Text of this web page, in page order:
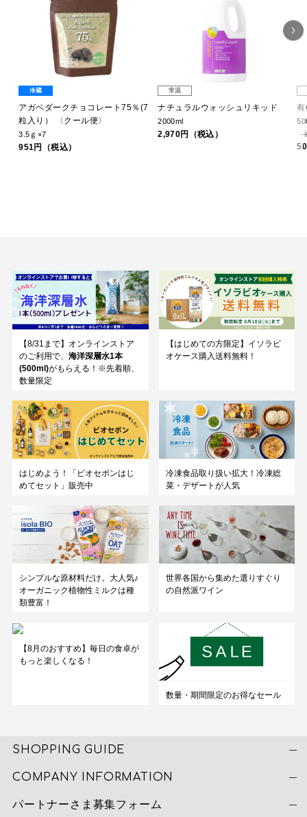
冷蔵
アガベダークチョコレート75％(7
粒入り） 〈クール便〉
3.5ｇ×7
951円（税込）
常温
ナチュラルウォッシュリキッド
2000ml
2,970円（税込）
【8/31まで】オンラインストア
のご利用で、 海洋深層水1本
(500ml)がもらえる！※先着順、
数量限定
【はじめての方限定】イソラビ
オケース購入送料無料！
はじめよう！「ビオセボンはじ
めてセット」販売中
冷凍食品取り扱い拡大！冷凍総
菜・デザートが人気
シンプルな原材料だけ。大人気♪
オーガニック植物性ミルクは種
類豊富！
世界各国から集めた選りすぐり
の自然派ワイン
【8月のおすすめ】毎日の食卓が
もっと楽しくなる！
数量・期間限定のお得なセール
SHOPPING GUIDE
COMPANY INFORMATION
パートナーさま募集フォーム